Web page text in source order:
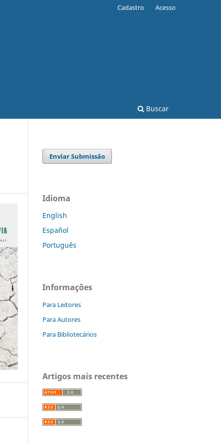
Buscar
Cadastro Acesso
Enviar Submissão
Idioma
English
Español
Português
Informações
Para Leitores
Para Autores
Para Bibliotecários
Artigos mais recentes